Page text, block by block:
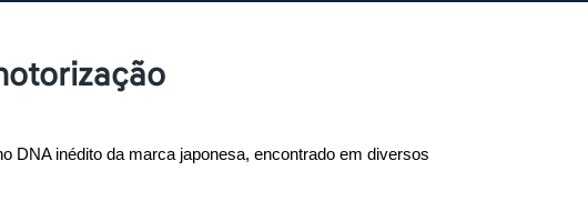
DNA inédito da marca japonesa, encontrado em diversos